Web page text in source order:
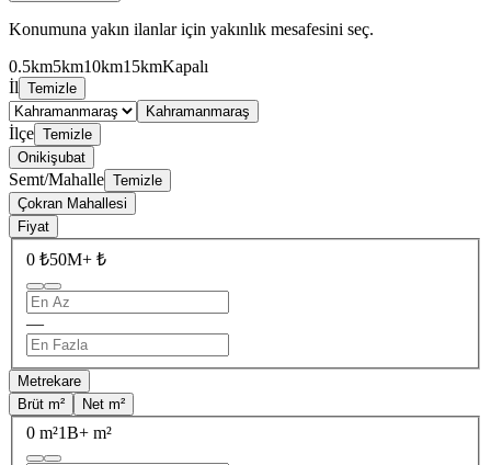
Konumuna yakın ilanlar için yakınlık mesafesini seç.
0.5km5km10km15kmKapalı
İl Temizle
Kahramanmaraş
İlçe Temizle
Onikişubat
Semt/Mahalle Temizle
Çokran Mahallesi
Fiyat
0 ₺50M+ ₺
—
Metrekare
Brüt m²
Net m²
0 m²1B+ m²